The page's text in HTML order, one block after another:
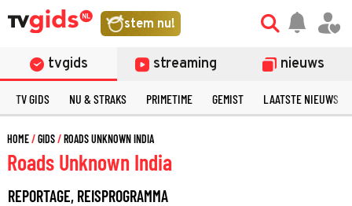
stem nu!
tvgids streaming nieuws
TV GIDS NU & STRAKS PRIMETIME GEMIST LAATSTE NIEUWS
HOME GIDS ROADS UNKNOWN INDIA
Roads Unknown India
REPORTAGE, REISPROGRAMMA